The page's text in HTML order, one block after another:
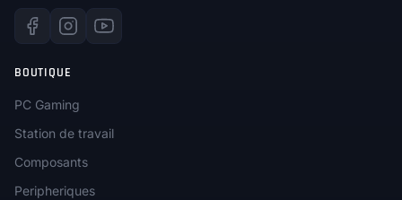
BOUTIQUE
PC Gaming
Station de travail
Composants
Peripheriques